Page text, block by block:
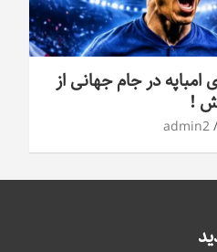
امباپه در جام جهانی از
!
admin2